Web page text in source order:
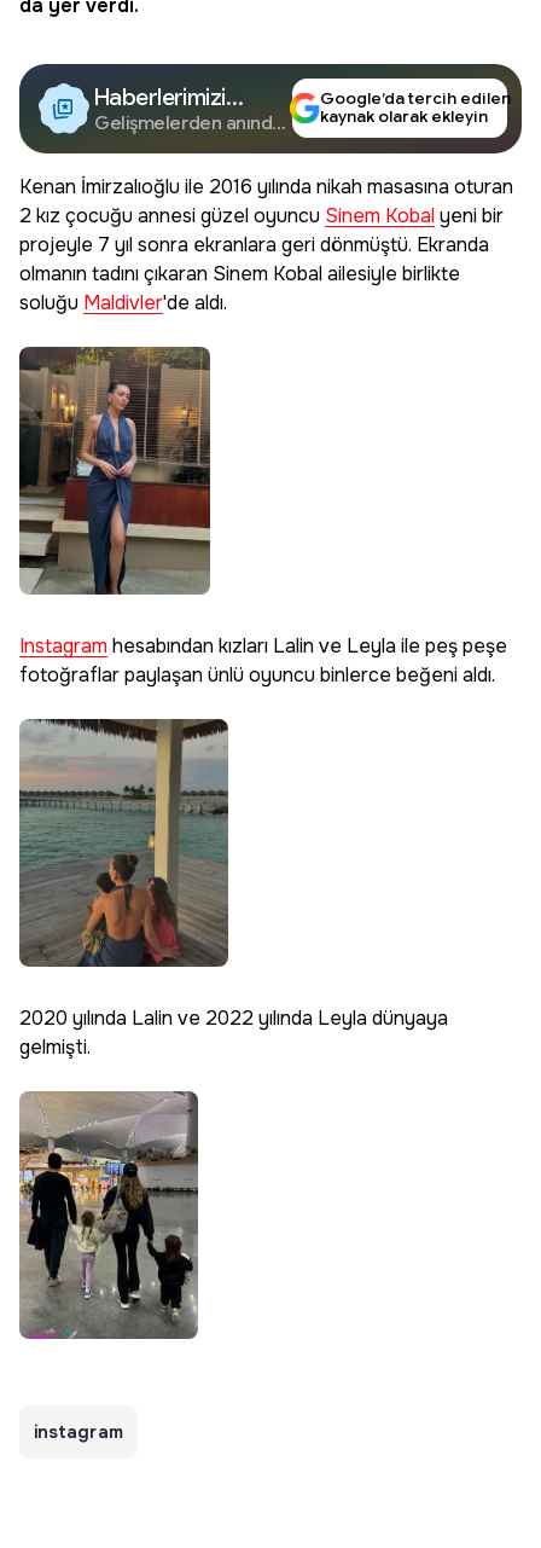
da yer verdi.
Haberlerimizi
Google'da Takip
Edin
Gelişmelerden anında
Google’da tercih edilen
kaynak olarak ekleyin
Kenan İmirzalıoğlu ile 2016 yılında nikah masasına oturan
2 kız çocuğu annesi güzel oyuncu Sinem Kobalyeni bir
projeyle 7 yıl sonra ekranlara geri dönmüştü. Ekranda
olmanın tadını çıkaran Sinem Kobal ailesiyle birlikte
soluğu Maldivler'de aldı.
Instagram hesabından kızları Lalin ve Leyla ile peş peşe
fotoğraflar paylaşan ünlü oyuncu binlerce beğeni aldı.
2020 yılında Lalin ve 2022 yılında Leyla dünyaya
gelmişti.
instagram